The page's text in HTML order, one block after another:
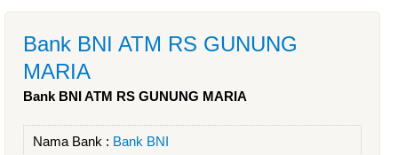
Bank BNI ATM RS GUNUNG
MARIA
Bank BNI ATM RS GUNUNG MARIA
Nama Bank : Bank BNI